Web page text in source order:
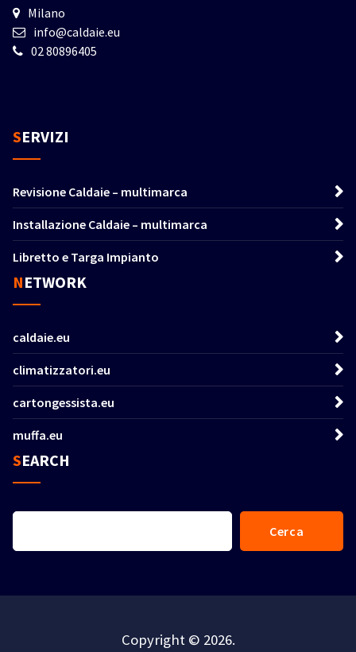
Milano
info@caldaie.eu
02 80896405
SERVIZI
Revisione Caldaie – multimarca
Installazione Caldaie – multimarca
Libretto e Targa Impianto
NETWORK
caldaie.eu
climatizzatori.eu
cartongessista.eu
muffa.eu
SEARCH
Cerca
Copyright © 2026.